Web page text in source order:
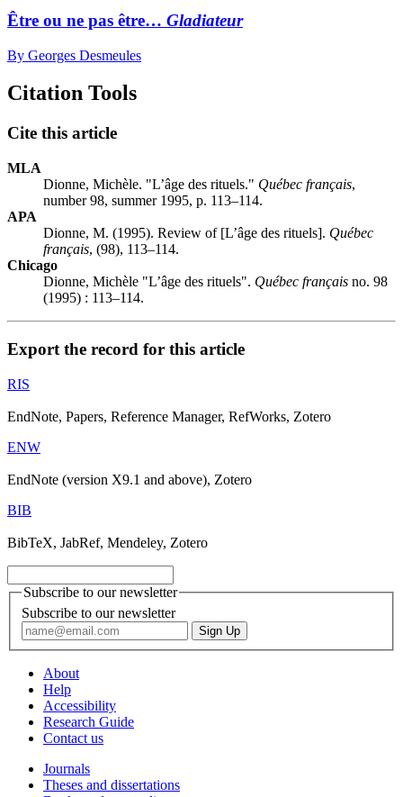
Être ou ne pas être… Gladiateur
By Georges Desmeules
Citation Tools
Cite this article
MLA
Dionne, Michèle. "L’âge des rituels." Québec français,
number 98, summer 1995, p. 113–114.
APA
Dionne, M. (1995). Review of [L’âge des rituels]. Québec
français, (98), 113–114.
Chicago
Dionne, Michèle "L’âge des rituels". Québec français no. 98
(1995) : 113–114.
Export the record for this article
RIS
EndNote, Papers, Reference Manager, RefWorks, Zotero
ENW
EndNote (version X9.1 and above), Zotero
BIB
BibTeX, JabRef, Mendeley, Zotero
Subscribe to our newsletter
Subscribe to our newsletter
About
Help
Accessibility
Research Guide
Contact us
Journals
Theses and dissertations